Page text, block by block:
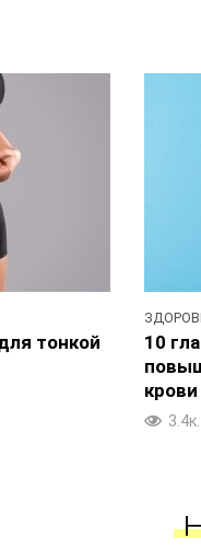
тонкой
10
крови
3.4к.